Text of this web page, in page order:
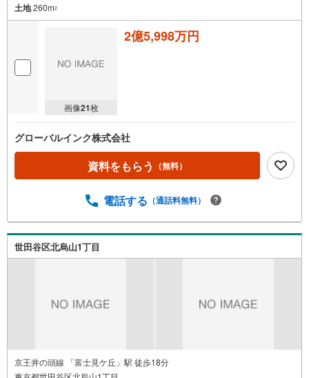
土地260m2
画像21枚
2億5,998万円
グローバルインク株式会社
資料をもらう （無料）
電話する （通話料無料）
世田谷区北烏山1丁目
京王井の頭線 「富士見ケ丘」駅 徒歩18分